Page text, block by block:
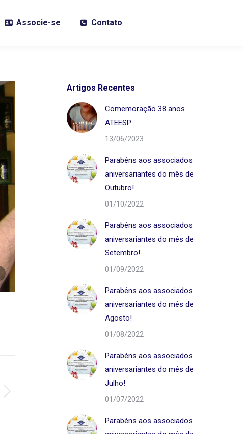
Associe-se Contato
Artigos Recentes
Comemoração 38 anos
ATEESP
13/06/2023
Parabéns aos associados
aniversariantes do mês de
Outubro!
01/10/2022
Parabéns aos associados
aniversariantes do mês de
Setembro!
01/09/2022
Parabéns aos associados
aniversariantes do mês de
Agosto!
01/08/2022
Parabéns aos associados
aniversariantes do mês de
Julho!
01/07/2022
Parabéns aos associados